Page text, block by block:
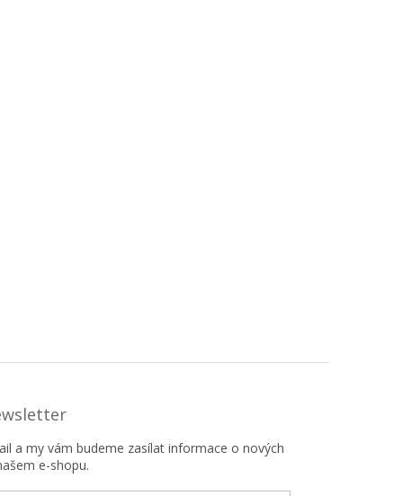
a my vám budeme zasílat informace o nových
e-shopu.